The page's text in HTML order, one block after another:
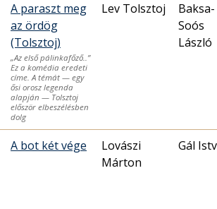
A paraszt meg
az ördög
(Tolsztoj)
„Az első pálinkafőző..”
Ez a komédia eredeti
címe. A témát — egy
ősi orosz legenda
alapján — Tolsztoj
először elbeszélésben
dolg
Lev Tolsztoj
Baksa-
Soós
László
A bot két vége
Lovászi
Márton
Gál